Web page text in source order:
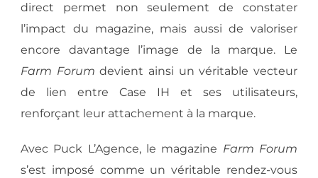
direct permet non seulement de constater
l’impact du magazine, mais aussi de valoriser
encore davantage l’image de la marque. Le
Farm Forum devient ainsi un véritable vecteur
de lien entre Case IH et ses utilisateurs,
renforçant leur attachement à la marque.
Avec Puck L’Agence, le magazine Farm Forum
s’est imposé comme un véritable rendez-vous